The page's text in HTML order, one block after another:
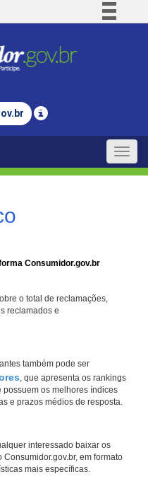
Comunica BR
Legislação
Toggle
Consumidor.gov.br
o total de reclamações,
reclamados e
também pode ser
, que apresenta os rankings
os melhores índices
e prazos médios de resposta.
interessado baixar os
em formato
mais específicas.